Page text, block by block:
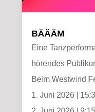
BÄÄÄM
Eine
hörendes
Beim Westwind
1. Juni 2026 |